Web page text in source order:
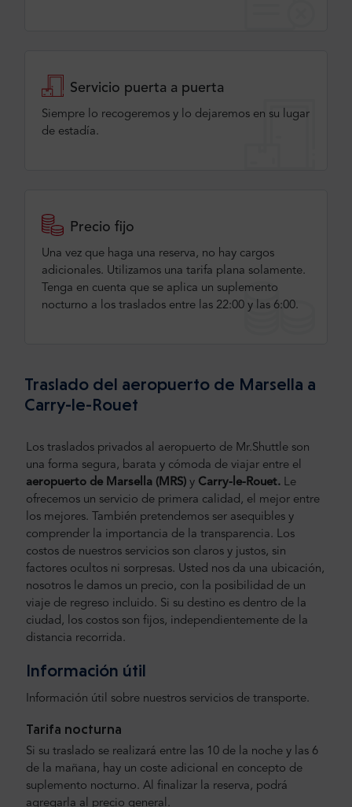
Servicio puerta a puerta
Siempre lo recogeremos y lo dejaremos en su lugar
de estadía.
Precio fijo
Una vez que haga una reserva, no hay cargos
adicionales. Utilizamos una tarifa plana solamente.
Tenga en cuenta que se aplica un suplemento
nocturno a los traslados entre las 22:00 y las 6:00.
Traslado del aeropuerto de Marsella a
Carry-le-Rouet
Los traslados privados al aeropuerto de Mr.Shuttle son
una forma segura, barata y cómoda de viajar entre el
aeropuerto de Marsella (MRS) y Carry-le-Rouet. Le
ofrecemos un servicio de primera calidad, el mejor entre
los mejores. También pretendemos ser asequibles y
comprender la importancia de la transparencia. Los
costos de nuestros servicios son claros y justos, sin
factores ocultos ni sorpresas. Usted nos da una ubicación,
nosotros le damos un precio, con la posibilidad de un
viaje de regreso incluido. Si su destino es dentro de la
ciudad, los costos son fijos, independientemente de la
distancia recorrida.
Información útil
Información útil sobre nuestros servicios de transporte.
Tarifa nocturna
Si su traslado se realizará entre las 10 de la noche y las 6
de la mañana, hay un coste adicional en concepto de
suplemento nocturno. Al finalizar la reserva, podrá
agregarla al precio general.